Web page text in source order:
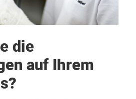
die
auf Ihrem